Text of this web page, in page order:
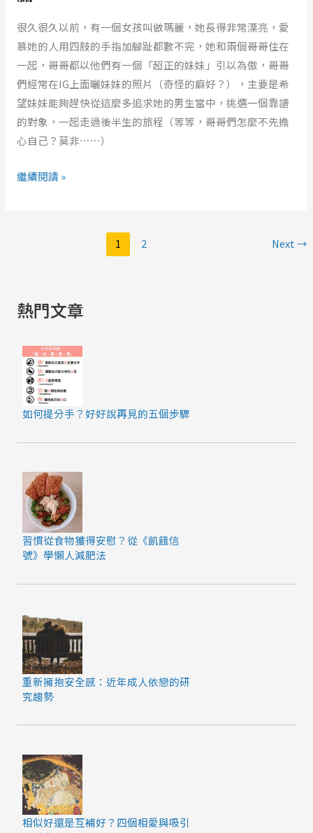
很久很久以前，有一個女孩叫做瑪麗，她長得非常漂亮，愛
慕她的人用四肢的手指加腳趾都數不完，她和兩個哥哥住在
一起，哥哥都以他們有一個「超正的妹妹」引以為傲，哥哥
們經常在IG上面曬妹妹的照片（奇怪的癖好？），主要是希
望妹妹能夠趕快從這麼多追求她的男生當中，挑選一個靠譜
的對象，一起走過後半生的旅程（等等，哥哥們怎麼不先擔
心自己？莫非⋯⋯）
但
別
太
大
膽
繼續閱讀 »
1 2 Next→
熱門文章
如何提分手？好好說再見的五個步驟
習慣從食物獲得安慰？從《飢餓信
號》學懶人減肥法
重新擁抱安全感：近年成人依戀的研
究趨勢
相似好還是互補好？四個相愛與吸引